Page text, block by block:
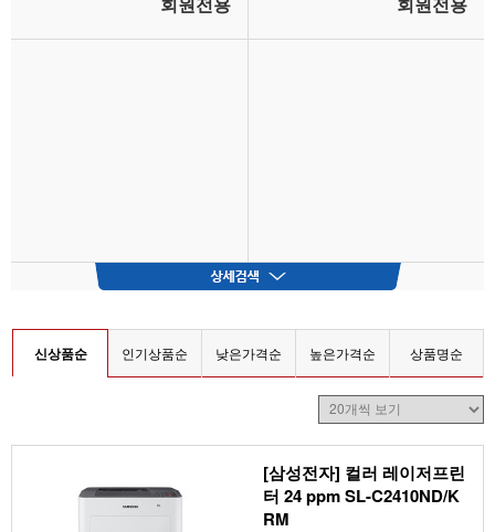
신상품순 인기상품순 낮은가격순 높은가격순 상품명순
[삼성전자] 컬러 레이저프린
터 24 ppm SL-C2410ND/K
RM